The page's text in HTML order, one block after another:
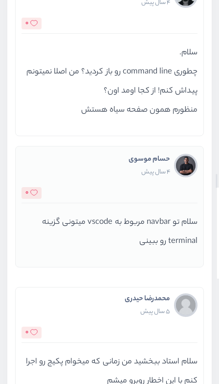
4 سال پیش
0
سلام.
چطوری command line رو باز کردید؟ من اصلا نمیتونم
پیداش کنم! از کجا اومد اون؟
منظورم همون صفحه سیاه هستش
حسام موسوی
4 سال پیش
0
سلام تو navbar مربوط به vscode میتونی گزینه
terminal رو ببینی
محمدرضا حیدری
5 سال پیش
0
سلام استاد ببخشید من زمانی که میخوام پکیج رو اجرا
کنم با این اخطار روبرو میشم